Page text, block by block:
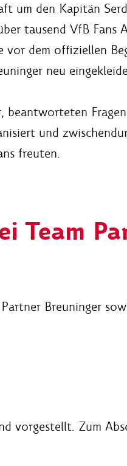
um den Kapitän
tausend VfB
vor dem offiziellen
neu
beantworteten
und
freuten.
Team
Breuninger
vorgestellt. Zum